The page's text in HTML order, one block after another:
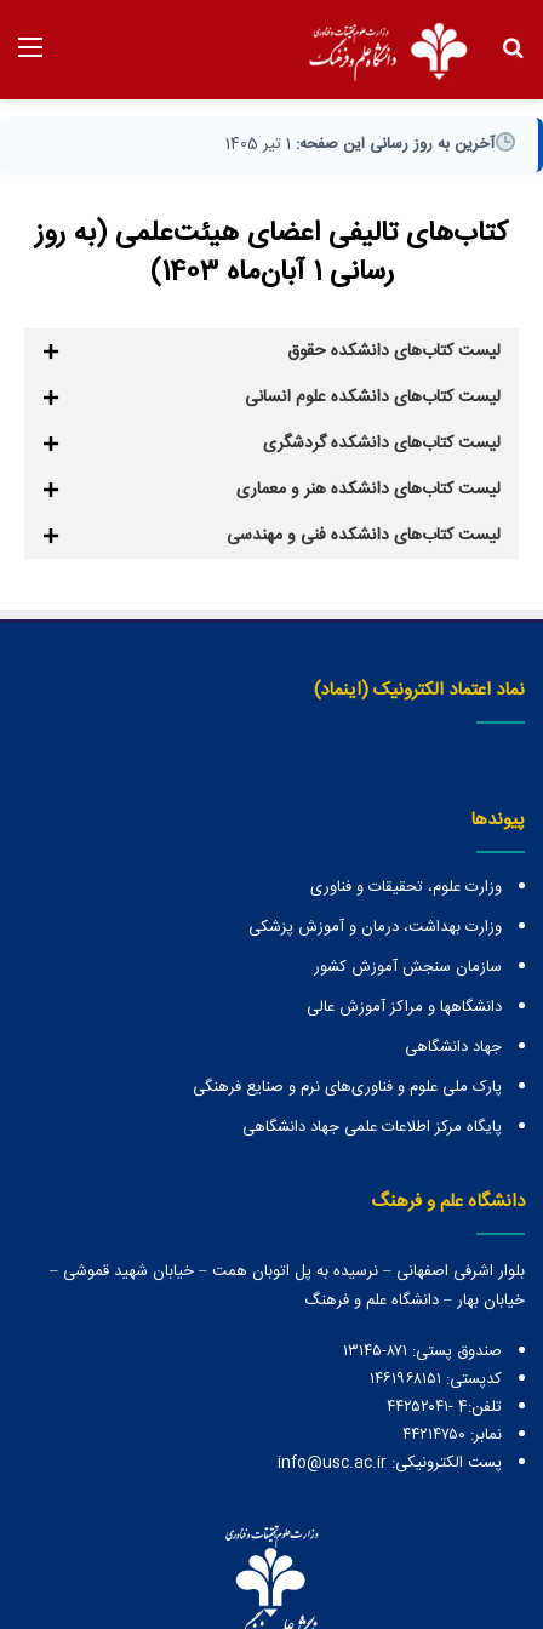
آخرین به روز رسانی این صفحه:
کتاب‌های تالیفی اعضای هیئت‌علمی (به روز
رسانی 1 آبان‌ماه 1403)
لیست کتاب‌های دانشکده حقوق
لیست کتاب‌های دانشکده علوم انسانی
لیست کتاب‌های دانشکده گردشگری
لیست کتاب‌های دانشکده هنر و معماری
لیست کتاب‌های دانشکده فنی و مهندسی
نماد اعتماد الکترونیک (اینماد)
پیوندها
وزارت علوم، تحقیقات و فناوری
وزارت بهداشت، درمان و آموزش پزشکی
سازمان سنجش آموزش کشور
دانشگاهها و مراكز آموزش عالی
جهاد دانشگاهی
پارک ملی علوم و فناوری‌های نرم و صنایع فرهنگی
پایگاه مرکز اطلاعات علمی جهاد دانشگاهی
دانشگاه علم و فرهنگ
بلوار اشرفی اصفهانی – نرسیده به پل اتوبان همت – خیابان شهید قموشی –
خیابان بهار – دانشگاه علم و فرهنگ
صندوق پستی:‌ ۸۷۱-۱۳۱۴۵
کدپستی: ۱۴۶۱۹۶۸۱۵۱
تلفن:4 -۴۴۲۵۲۰۴۱
نمابر: ۴۴۲۱۴۷۵۰
پست الکترونیکی: info@usc.ac.ir